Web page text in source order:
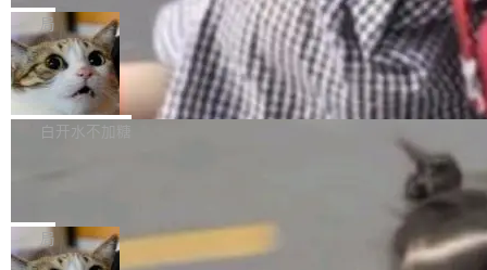
给 OpenAI 总法律顾问 Che Chang 发了封邮
件，附了一封长信，要求 OpenAI 配合调查前苹
果员工带走机密信...
你的，AI写AI的，同屏协作互不干扰。一句话让
AI帮你干活，现在开启全新体验！ 温馨提示：
体验WorkBuddy鸿蒙PC版前，请将 HUAWEI M
atePad Edge 升级至 HarmonyOS 6.1.0.135S
P9 patch03及以上版本。 *升级路径：设置 > 搜
布了 9.0 版本。这个版本除了带来新一代音视频
处理能力和硬件加速支持之外，还有一个特殊之
处：FFmpeg 9.0 的代号是“Lei”。 这个名字，
来自中国开发者雷霄骅（Lei Xiaohua）。 对于
很多中国音视频开发者而言，这个名字并不陌
“启蒙老师”。 而今年，恰好是雷霄骅离世十周
年。FFmpeg 社区最终选择用一个大版本的名
局
亚马逊成本失控：AI 写代码烧掉 1215
万元，超预算 860%
外媒近日曝光了亚马逊的多份内部报告显示，AI
导致公司在多个项目上超支。《金融时报》报道
编写程序，目标是完成电商平台作者信息与商品
列表的数据匹配 —— 一项常规的数据处理任
白开水不加糖
e CEO Clément Delangue 在 CNBC 的采访里
没有拐弯抹角。他说中国正在赢得 AI 竞赛，而
局